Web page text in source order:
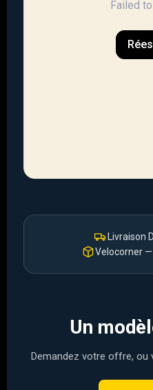
Livraison
Velocorner —
Un
Demandez votre offre, ou